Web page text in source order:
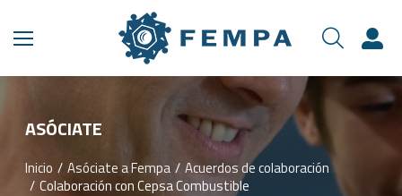
ASÓCIATE​
Estás aquí:
Inicio Asóciate a Fempa
Acuerdos de colaboración
Colaboración con Cepsa Combustible